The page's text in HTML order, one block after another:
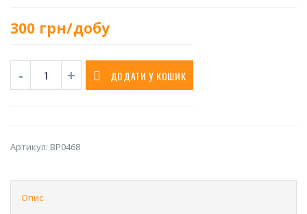
300 грн/добу
ДОДАТИ У КОШИК
Артикул: BP0468
Опис